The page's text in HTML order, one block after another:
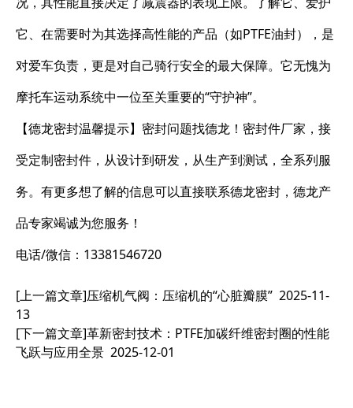
它、在需要时为其选择高性能的产品（如PTFE油封），是
对爱车负责，更是对自己骑行安全的最大保障。它无愧为
摩托车运动系统中一位至关重要的“守护神”。
【德龙密封温馨提示】密封问题找德龙！密封件厂家，接
受定制密封件，从设计到研发，从生产到测试，全系列服
务。有更多想了解的信息可以直接联系德龙密封，德龙产
品专家竭诚为您服务！
电话/微信：13381546720
[上一篇文章]压缩机气阀：压缩机的“心脏瓣膜” 2025-11-
13
[下一篇文章]革新密封技术：PTFE加碳纤维密封圈的性能
飞跃与应用全景 2025-12-01